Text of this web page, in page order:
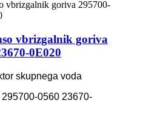
vbrizgalnik goriva
0E020
skupnega voda
0560 23670-